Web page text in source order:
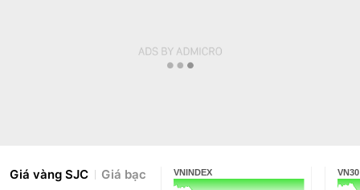
Giá vàng SJC Giá bạc VNINDEX VN30